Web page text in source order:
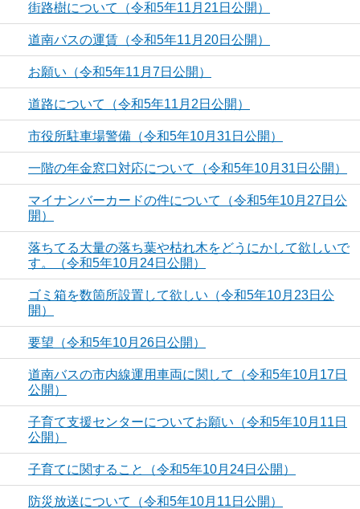
街路樹について（令和5年11月21日公開）
道南バスの運賃（令和5年11月20日公開）
お願い（令和5年11月7日公開）
道路について（令和5年11月2日公開）
市役所駐車場警備（令和5年10月31日公開）
一階の年金窓口対応について（令和5年10月31日公開）
マイナンバーカードの件について（令和5年10月27日公
開）
落ちてる大量の落ち葉や枯れ木をどうにかして欲しいで
す。（令和5年10月24日公開）
ゴミ箱を数箇所設置して欲しい（令和5年10月23日公
開）
要望（令和5年10月26日公開）
道南バスの市内線運用車両に関して（令和5年10月17日
公開）
子育て支援センターについてお願い（令和5年10月11日
公開）
子育てに関すること（令和5年10月24日公開）
防災放送について（令和5年10月11日公開）